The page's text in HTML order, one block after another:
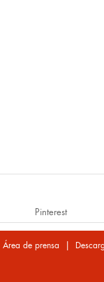
Pinterest
Área de prensa |